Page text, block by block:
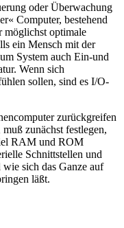
oder Überwachung
Computer, bestehend
möglichst optimale
ein Mensch mit der
System auch Ein-und
Wenn sich
sollen, sind es I/O-
zurückgreifen
zunächst festlegen,
RAM und ROM
Schnittstellen und
sich das Ganze auf
läßt.